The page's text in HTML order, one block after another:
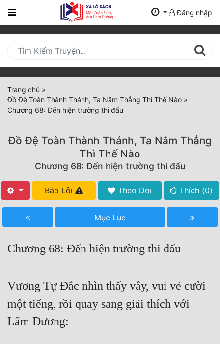
Trang
Mới
Cập
Nhật
(current)
BXH
Truyện Mới Ra
Hoàn Thành
Hậu Cung
Truyện Dịch
Đăng nhập
Trang chủ »
Đồ Đệ Toàn Thành Thánh, Ta Nằm Thẳng Thì Thế Nào »
Chương 68: Đến hiện trường thi đấu
Đồ Đệ Toàn Thành Thánh, Ta Nằm Thẳng
Thì Thế Nào
Chương 68: Đến hiện trường thi đấu
Báo Lỗi Theo Dõi Thích (0)
Mục Lục
Chương 68: Đến hiện trường thi đấu
Vương Tự Đắc nhìn thấy vậy, vui vẻ cười
một tiếng, rồi quay sang giải thích với
Lâm Dương: